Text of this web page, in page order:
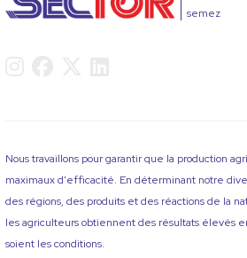
semez
Nous travaillons pour garantir que la production
maximaux d'efficacité. En déterminant notre
des régions, des produits et des réactions de la
les agriculteurs obtiennent des résultats élevés
soient les conditions.